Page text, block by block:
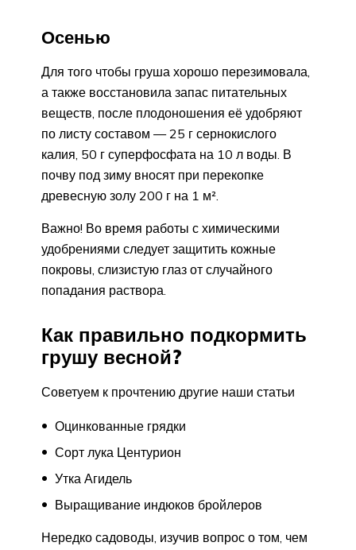
Осенью
Для того чтобы груша хорошо перезимовала,
а также восстановила запас питательных
веществ, после плодоношения её удобряют
по листу составом — 25 г сернокислого
калия, 50 г суперфосфата на 10 л воды. В
почву под зиму вносят при перекопке
древесную золу 200 г на 1 м².
Важно! Во время работы с химическими
удобрениями следует защитить кожные
покровы, слизистую глаз от случайного
попадания раствора.
Как правильно подкормить
грушу весной?
Советуем к прочтению другие наши статьи
Оцинкованные грядки
Сорт лука Центурион
Утка Агидель
Выращивание индюков бройлеров
Нередко садоводы, изучив вопрос о том, чем